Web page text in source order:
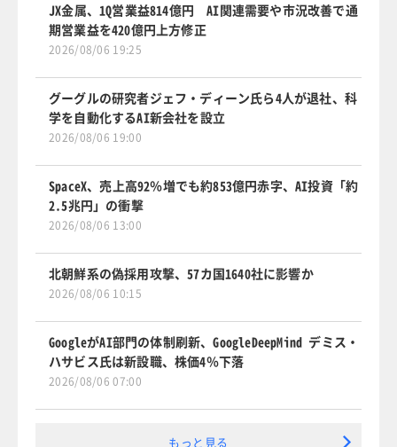
JX金属、1Q営業益814億円 AI関連需要や市況改善で通
期営業益を420億円上方修正
2026/08/06 19:25
グーグルの研究者ジェフ・ディーン氏ら4人が退社、科
学を自動化するAI新会社を設立
2026/08/06 19:00
SpaceX、売上高92％増でも約853億円赤字、AI投資「約
2.5兆円」の衝撃
2026/08/06 13:00
北朝鮮系の偽採用攻撃、57カ国1640社に影響か
2026/08/06 10:15
GoogleがAI部門の体制刷新、GoogleDeepMind デミス・
ハサビス氏は新設職、株価4％下落
2026/08/06 07:00
もっと見る